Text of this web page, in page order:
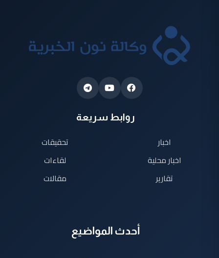
روابط سريعة
اخبار
اخبار محلية
تقارير
تحقيقات
لقاءات
مقالات
أحدث المواضيع